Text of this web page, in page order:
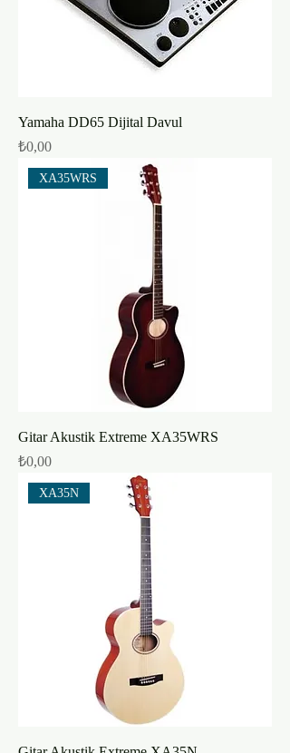
Yamaha DD65 Dijital Davul
Fiyat
₺0,00
XA35WRS
Gitar Akustik Extreme XA35WRS
Fiyat
₺0,00
XA35N